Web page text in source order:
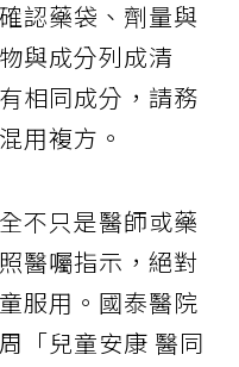
認藥袋、劑量與
與成分列成清
相同成分，請務
用複方。
不只是醫師或藥
醫囑指示，絕對
服用。國泰醫院
「兒童安康 醫同